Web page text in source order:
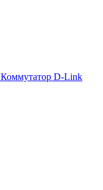
Коммутатор D-Link